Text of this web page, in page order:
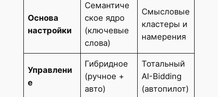
Основа
настройки
Семантиче
ское ядро
(ключевые
слова)
Смысловые
кластеры и
намерения
Управлени
е
Гибридное
(ручное +
авто)
Тотальный
AI-Bidding
(автопилот)